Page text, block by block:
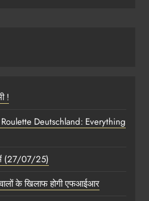
!
Deutschland: Everything
(27/07/25)
के खिलाफ होगी एफआईआर